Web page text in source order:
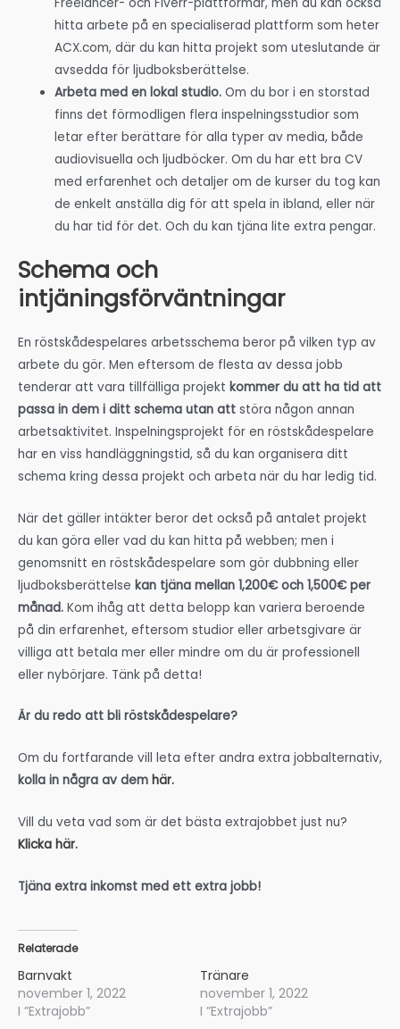
hitta arbete på en specialiserad plattform som heter
ACX.com, där du kan hitta projekt som uteslutande är
avsedda för ljudboksberättelse.
Arbeta med en lokal studio.Om du bor i en storstad
finns det förmodligen flera inspelningsstudior som
letar efter berättare för alla typer av media, både
audiovisuella och ljudböcker. Om du har ett bra CV
med erfarenhet och detaljer om de kurser du tog kan
de enkelt anställa dig för att spela in ibland, eller när
du har tid för det. Och du kan tjäna lite extra pengar.
Schema och
intjäningsförväntningar
En röstskådespelares arbetsschema beror på vilken typ av
arbete du gör. Men eftersom de flesta av dessa jobb
tenderar att vara tillfälliga projekt kommer du att ha tid att
passa in dem i ditt schema utan att störa någon annan
arbetsaktivitet. Inspelningsprojekt för en röstskådespelare
har en viss handläggningstid, så du kan organisera ditt
schema kring dessa projekt och arbeta när du har ledig tid.
När det gäller intäkter beror det också på antalet projekt
du kan göra eller vad du kan hitta på webben; men i
genomsnitt en röstskådespelare som gör dubbning eller
ljudboksberättelse kan tjäna mellan 1,200€ och 1,500€ per
månad. Kom ihåg att detta belopp kan variera beroende
på din erfarenhet, eftersom studior eller arbetsgivare är
villiga att betala mer eller mindre om du är professionell
eller nybörjare. Tänk på detta!
Är du redo att bli röstskådespelare?
Om du fortfarande vill leta efter andra extra jobbalternativ,
kolla in några av dem här.
Vill du veta vad som är det bästa extrajobbet just nu?
Klicka här.
Tjäna extra inkomst med ett extra jobb!
Relaterade
Barnvakt
november 1, 2022
I ”Extrajobb”
Tränare
november 1, 2022
I ”Extrajobb”